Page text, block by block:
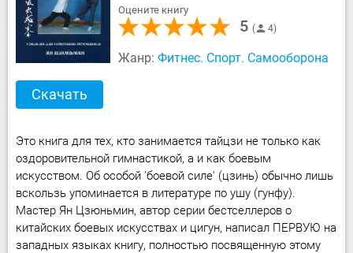
Оцените книгу
5 4
Жанр: Фитнес. Спорт. Самооборона
Скачать
Это книга для тех, кто занимается тайцзи не только как
оздоровительной гимнастикой, а и как боевым
искусством. Об особой 'боевой силе' (цзинь) обычно лишь
вскользь упоминается в литературе по ушу (гунфу).
Мастер Ян Цзюньмин, автор серии бестселлеров о
китайских боевых искусствах и цигун, написал ПЕРВУЮ на
западных языках книгу, полностью посвященную этому